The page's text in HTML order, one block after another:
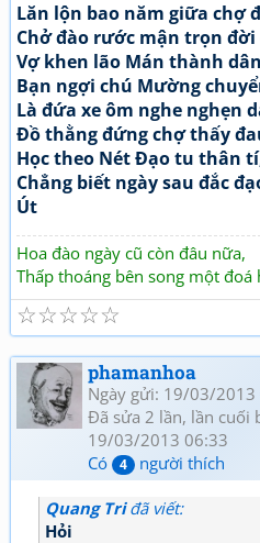
Lăn lộn bao năm giữa chợ
Chở đào rước mận trọn đời
Vợ khen lão Mán thành
Bạn ngợi chú Mường
Là đứa xe ôm nghe nghẹn
Đồ thằng đứng chợ thấy
Học theo Nét Đạo tu thân
Chẳng biết ngày sau đắc
Út
Hoa đào ngày cũ còn đâu nữa,
Thấp thoáng bên song một đoá
☆
☆
☆
☆
☆
phamanhoa
Ngày gửi: 19/03/2013
Đã sửa 2 lần, lần cuối
19/03/2013 06:33
Có
4 người thích
Quang Triđã viết:
Hỏi